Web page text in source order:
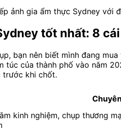
ảnh gia ẩm thực Sydney với
tốt nhất: 8
bạn nên biết mình đang
túc của thành phố vào năm
trước khi chốt.
kinh nghiệm, chụp thương